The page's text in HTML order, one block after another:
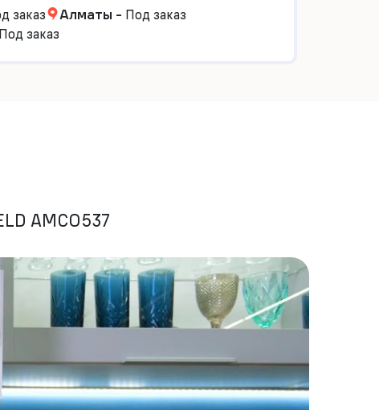
заказ Алматы - Под заказ
Под заказ
AMCO537